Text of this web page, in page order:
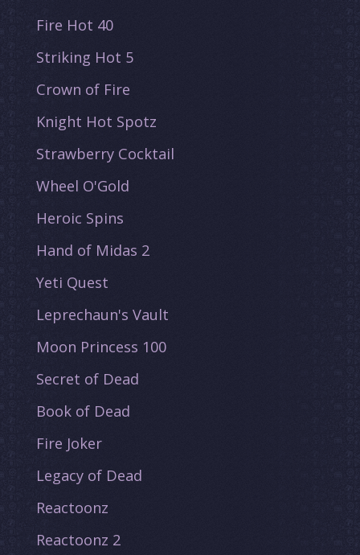
Fire Hot 40
Striking Hot 5
Crown of Fire
Knight Hot Spotz
Strawberry Cocktail
Wheel O'Gold
Heroic Spins
Hand of Midas 2
Yeti Quest
Leprechaun's Vault
Moon Princess 100
Secret of Dead
Book of Dead
Fire Joker
Legacy of Dead
Reactoonz
Reactoonz 2